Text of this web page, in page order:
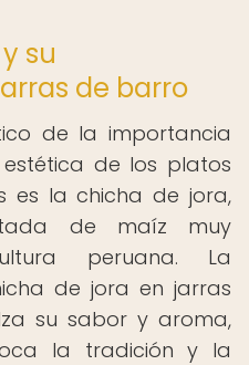
su
de barro
de la importancia
de los platos
es la chicha de jora,
de maíz muy
peruana. La
de jora en jarras
su sabor y aroma,
la tradición y la